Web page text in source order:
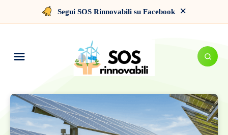
Segui SOS Rinnovabili su Facebook ×